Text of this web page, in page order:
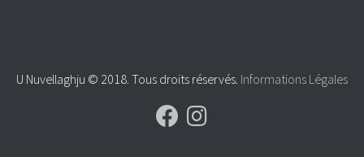
U Nuvellaghju © 2018. Tous droits réservés. Informations Légales